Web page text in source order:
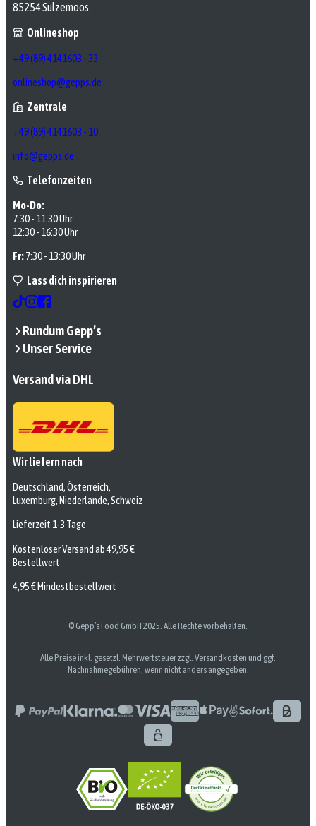
85254 Sulzemoos
Onlineshop
+49 (89) 4141603 - 33
onlineshop@gepps.de
Zentrale
+49 (89) 4141603 - 10
info@gepps.de
Telefonzeiten
Mo-Do:
7:30 - 11:30 Uhr
12:30 - 16:30 Uhr
Fr:7:30 - 13:30 Uhr
Lass dich inspirieren
Rundum Gepp’s
Unser Service
Versand via DHL
Wir liefern nach
Deutschland, Österreich,
Luxemburg, Niederlande, Schweiz
Lieferzeit 1-3 Tage
Kostenloser Versand ab 49,95 €
Bestellwert
4,95 € Mindestbestellwert
© Gepp’s Food GmbH 2025. Alle Rechte vorbehalten.
Alle Preise inkl. gesetzl. Mehrwertsteuer zzgl. Versandkosten und ggf.
Nachnahmegebühren, wenn nicht anders angegeben.